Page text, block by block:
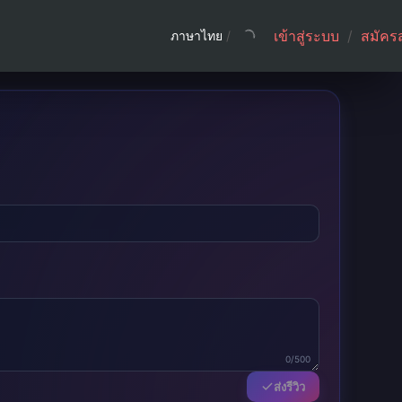
ภาษาไทย / เข้าสู่ระบบ / สมัคร
0/500
ส่งรีวิว